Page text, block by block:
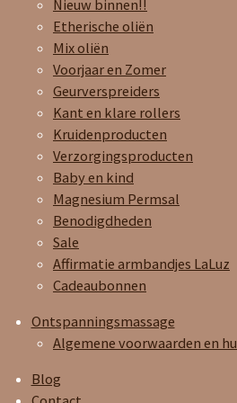
Nieuw binnen!!
Etherische oliën
Mix oliën
Voorjaar en Zomer
Geurverspreiders
Kant en klare rollers
Kruidenproducten
Verzorgingsproducten
Baby en kind
Magnesium Permsal
Benodigdheden
Sale
Affirmatie armbandjes LaLuz
Cadeaubonnen
Ontspanningsmassage
Algemene voorwaarden en
Blog